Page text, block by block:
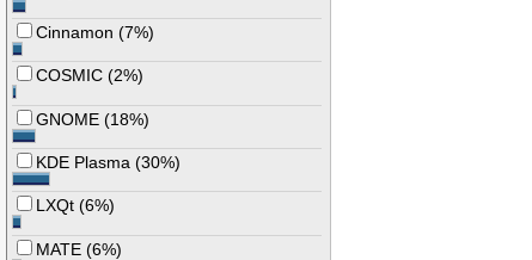
Cinnamon (7%)
COSMIC (2%)
GNOME (18%)
KDE Plasma (30%)
LXQt (6%)
MATE (6%)